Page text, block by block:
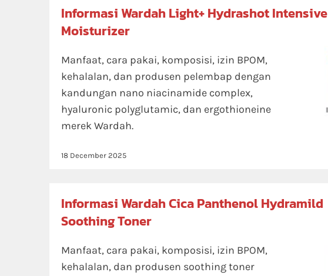
Informasi Wardah Light+ Hydrashot Intensive
Moisturizer
Manfaat, cara pakai, komposisi, izin BPOM,
kehalalan, dan produsen pelembap dengan
kandungan nano niacinamide complex,
hyaluronic polyglutamic, dan ergothioneine
merek Wardah.
18 December 2025
Informasi Wardah Cica Panthenol Hydramild
Soothing Toner
Manfaat, cara pakai, komposisi, izin BPOM,
kehalalan, dan produsen soothing toner